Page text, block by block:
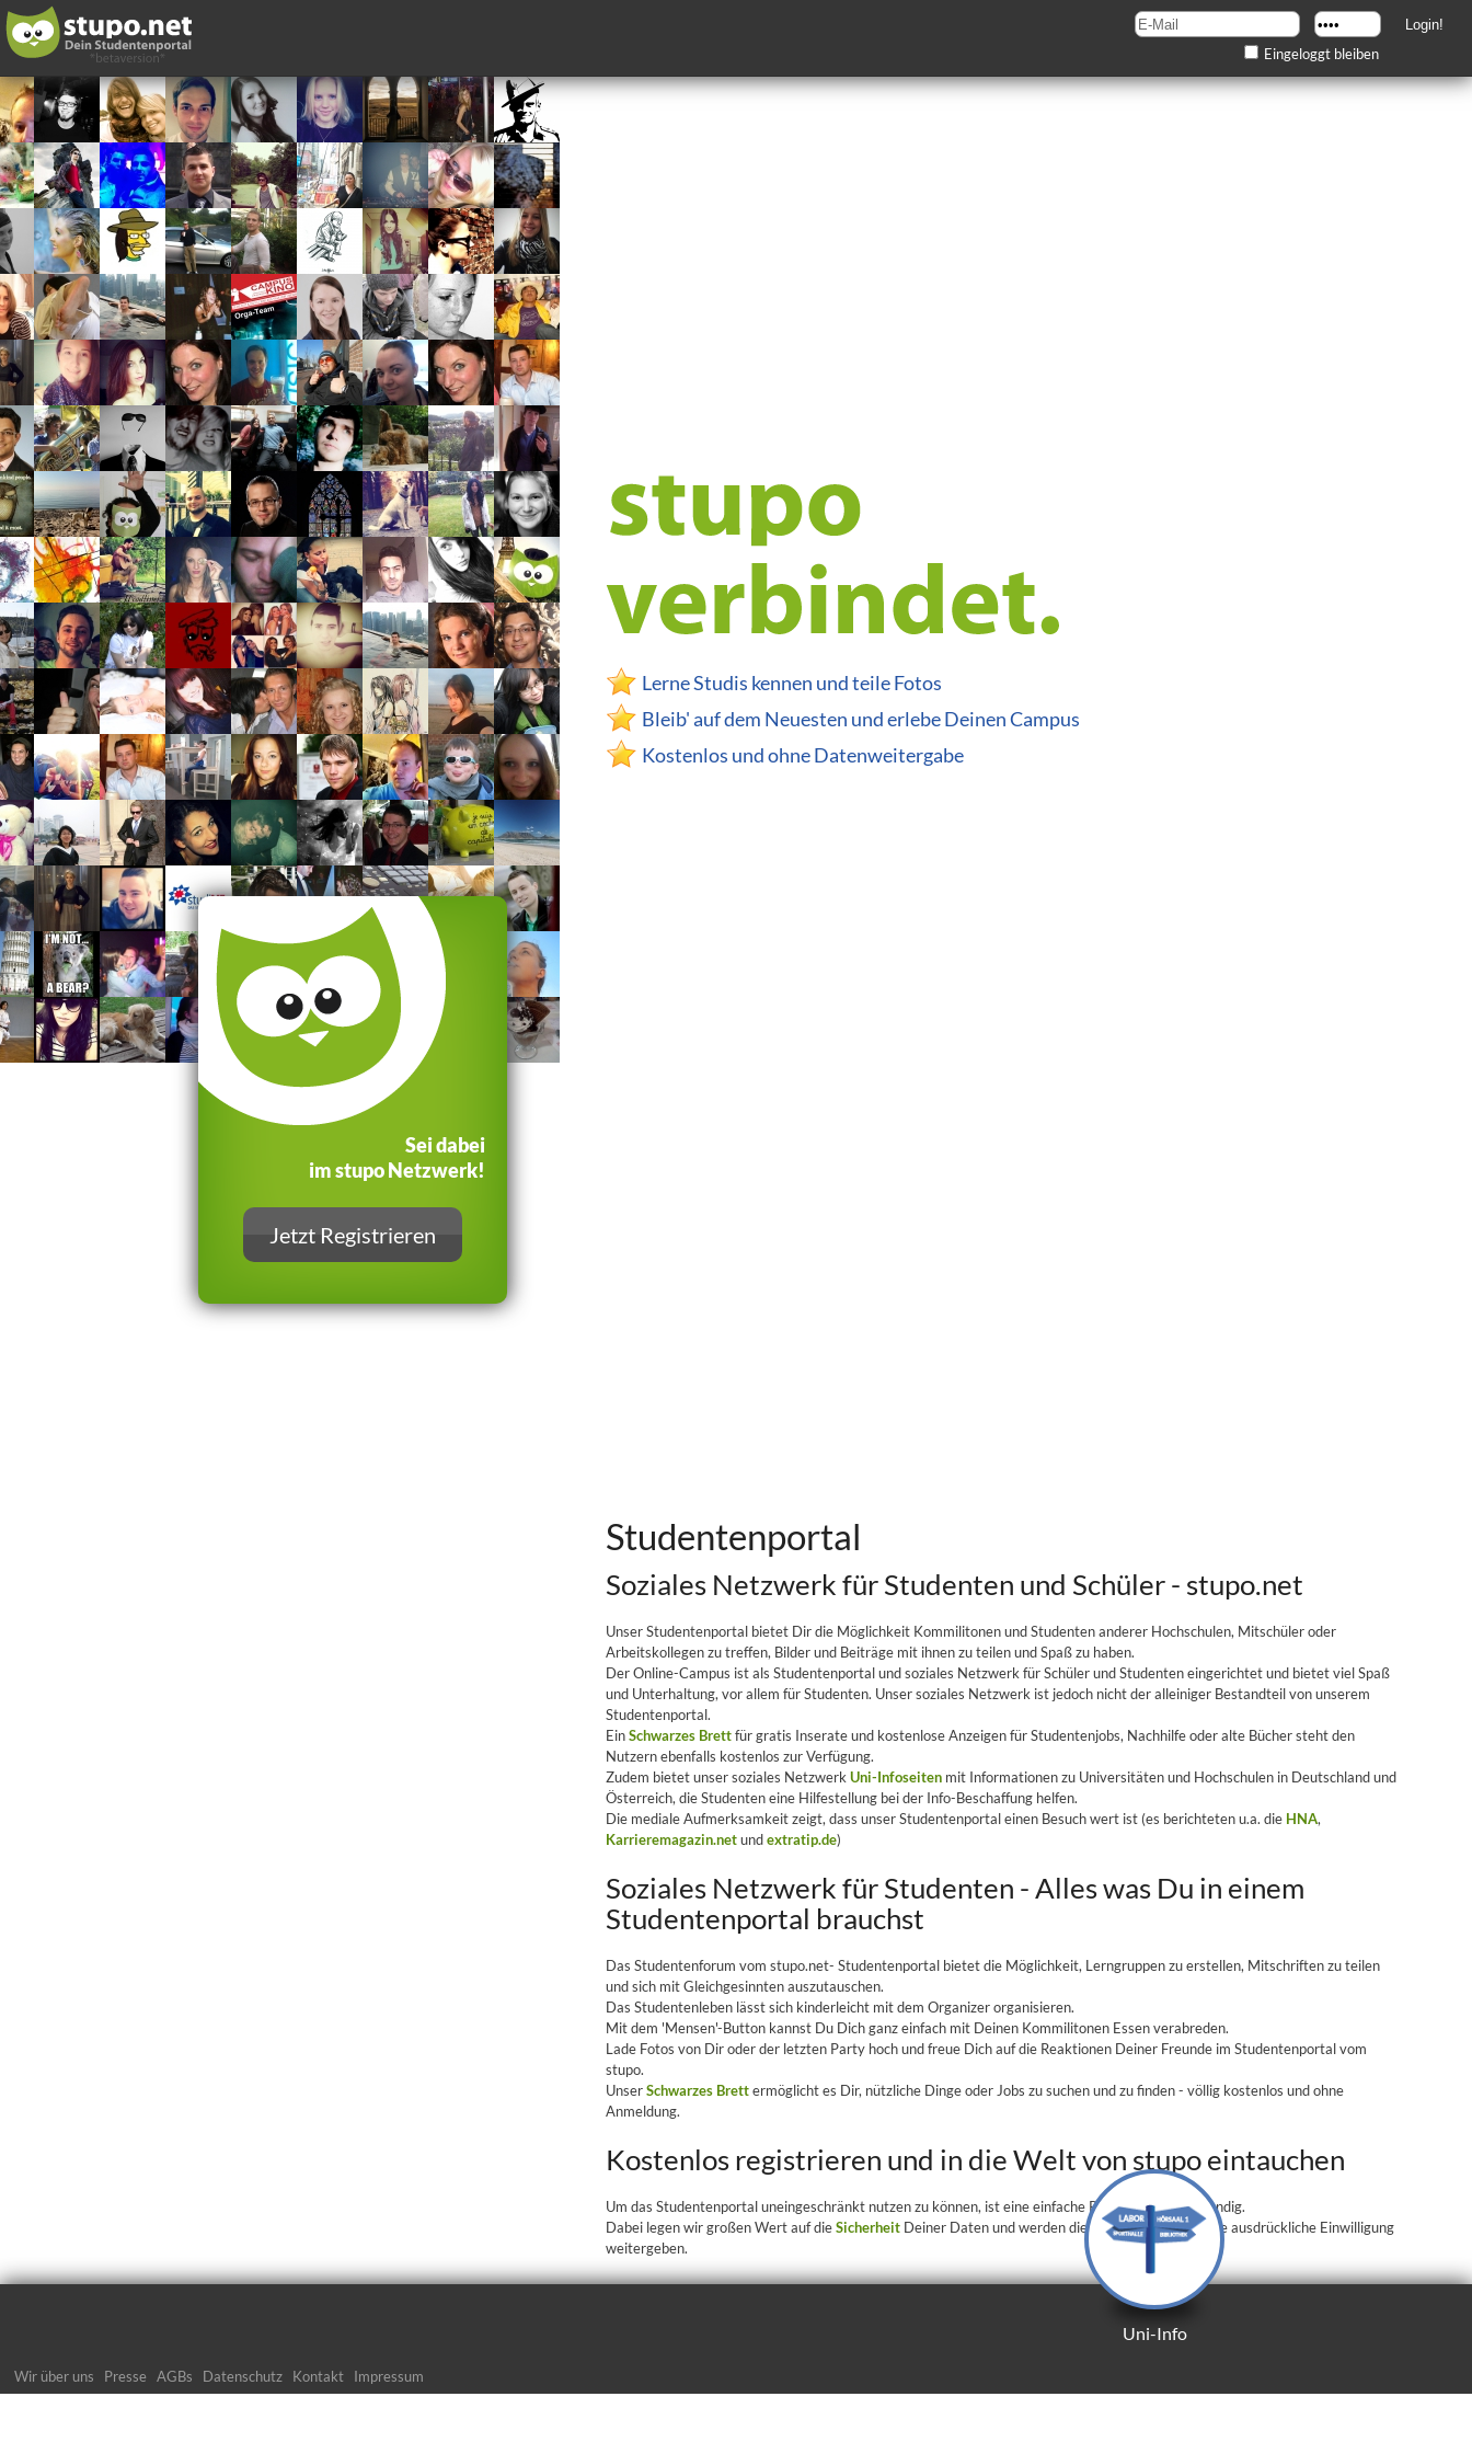
Eingeloggt bleiben
Sei dabei
im stupo Netzwerk!
Jetzt Registrieren
Lerne Studis kennen und teile Fotos
Bleib' auf dem Neuesten und erlebe Deinen Campus
Kostenlos und ohne Datenweitergabe
Studentenportal
Soziales Netzwerk für Studenten und Schüler - stupo.net
Unser Studentenportal bietet Dir die Möglichkeit Kommilitonen und Studenten anderer Hochschulen, Mitschüler oder
Arbeitskollegen zu treffen, Bilder und Beiträge mit ihnen zu teilen und Spaß zu haben.
Der Online-Campus ist als Studentenportal und soziales Netzwerk für Schüler und Studenten eingerichtet und bietet viel Spaß
und Unterhaltung, vor allem für Studenten. Unser soziales Netzwerk ist jedoch nicht der alleiniger Bestandteil von unserem
Studentenportal.
EinSchwarzes Brettfür gratis Inserate und kostenlose Anzeigen für Studentenjobs, Nachhilfe oder alte Bücher steht den
Nutzern ebenfalls kostenlos zur Verfügung.
Zudem bietet unser soziales NetzwerkUni-Infoseiten mit Informationen zu Universitäten und Hochschulen in Deutschland und
Österreich, die Studenten eine Hilfestellung bei der Info-Beschaffung helfen.
Die mediale Aufmerksamkeit zeigt, dass unser Studentenportal einen Besuch wert ist (es berichteten u.a. die HNA,
Karrieremagazin.netundextratip.de)
Soziales Netzwerk für Studenten - Alles was Du in einem
Studentenportal brauchst
Das Studentenforum vom stupo.net- Studentenportal bietet die Möglichkeit, Lerngruppen zu erstellen, Mitschriften zu teilen
und sich mit Gleichgesinnten auszutauschen.
Das Studentenleben lässt sich kinderleicht mit dem Organizer organisieren.
Mit dem 'Mensen'-Button kannst Du Dich ganz einfach mit Deinen Kommilitonen Essen verabreden.
Lade Fotos von Dir oder der letzten Party hoch und freue Dich auf die Reaktionen Deiner Freunde im Studentenportal vom
stupo.
UnserSchwarzes Brettermöglicht es Dir, nützliche Dinge oder Jobs zu suchen und zu finden - völlig kostenlos und ohne
Anmeldung.
Kostenlos registrieren und in die Welt von stupo eintauchen
Um das Studentenportal uneingeschränkt nutzen zu können, ist eine einfache Registrierung notwendig.
Dabei legen wir großen Wert auf dieSicherheit Deiner Daten und werden diese niemals ohne Deine ausdrückliche Einwilligung
weitergeben.
Wir über uns Presse AGBs Datenschutz Kontakt Impressum
Uni-Info